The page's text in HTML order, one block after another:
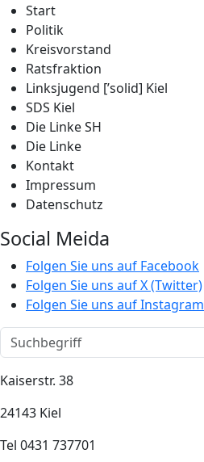
Start
Politik
Kreisvorstand
Ratsfraktion
Linksjugend [’solid] Kiel
SDS Kiel
Die Linke SH
Die Linke
Kontakt
Impressum
Datenschutz
Social Meida
Folgen Sie uns auf Facebook
Folgen Sie uns auf X (Twitter)
Folgen Sie uns auf Instagram
Kaiserstr. 38
24143 Kiel
Tel 0431 737701